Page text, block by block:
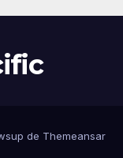
de Themeansar